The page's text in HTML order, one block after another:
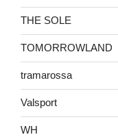
THE SOLE
TOMORROWLAND
tramarossa
Valsport
WH